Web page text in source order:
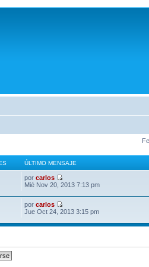
ÚLTIMO MENSAJE
porcarlos
Mié Nov 20, 2013 7:13 pm
porcarlos
Jue Oct 24, 2013 3:15 pm